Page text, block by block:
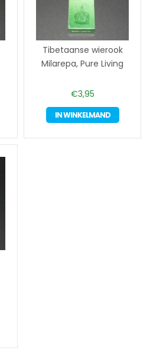
Tibetaanse wierook
Milarepa, Pure Living
€3,95
IN WINKELMAND